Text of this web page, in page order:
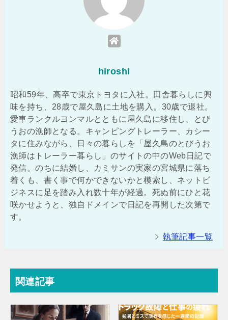
hiroshi
昭和59年、高卒で東京トヨタに入社。田舎暮らしに興
味を持ち、28歳で屋久島に土地を購入。30歳で退社。
愛車ランクルヨンマルとともに屋久島に移住し、とび
うおの漁師となる。キャンピングトレーラー、カシー
タに住みながら、日々の暮らしを「屋久島のとびうお
漁師はトレーラー暮らし」のサイトの中のWeb日記で
発信。のちに結婚し、カミサンの実家の宮城県に落ち
着くも、書く事で何かできないかと模索し、ネットビ
ジネスに足を踏み入れ数十年が経過。死ぬ前にひと花
咲かせようと、独自ドメインで日記を再開した次第で
す。
執筆記事一覧
関連記事